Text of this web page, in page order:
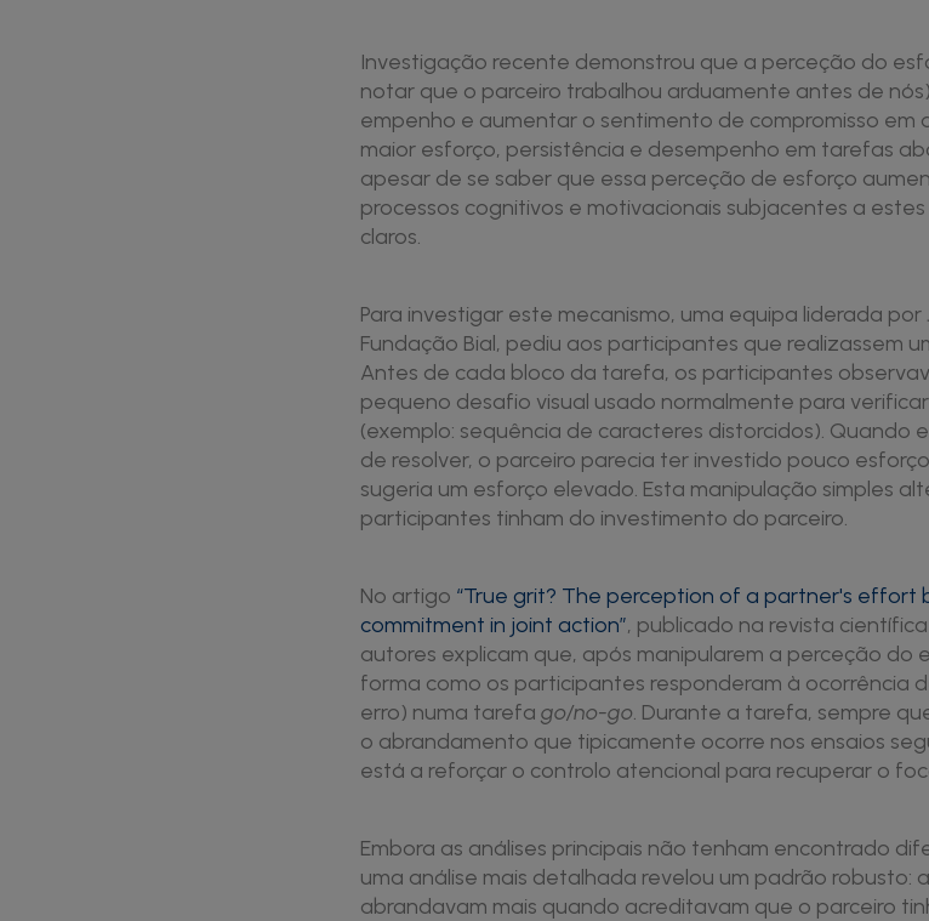
Investigação recente demonstrou que a perceção do
notar que o parceiro trabalhou arduamente antes de
empenho e aumentar o sentimento de compromisso em
maior esforço, persistência e desempenho em tarefas
apesar de se saber que essa perceção de esforço
processos cognitivos e motivacionais subjacentes a
claros.
Para investigar este mecanismo, uma equipa liderada
Fundação Bial, pediu aos participantes que realizassem
Antes de cada bloco da tarefa, os participantes
pequeno desafio visual usado normalmente para
(exemplo: sequência de caracteres distorcidos). Quando
de resolver, o parceiro parecia ter investido pouco
sugeria um esforço elevado. Esta manipulação simples
participantes tinham do investimento do parceiro.
No artigo “True grit? The perception of a partner's effort
commitment in joint action”, publicado na revista científica
autores explicam que, após manipularem a perceção do
forma como os participantes responderam à ocorrência
erro) numa tarefa go/no-go. Durante a tarefa, sempre
o abrandamento que tipicamente ocorre nos ensaios
está a reforçar o controlo atencional para recuperar o
Embora as análises principais não tenham encontrado
uma análise mais detalhada revelou um padrão robusto:
abrandavam mais quando acreditavam que o parceiro